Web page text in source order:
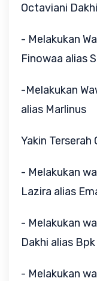
Octaviani
- Melakukan
Finowaa alias
-Melakukan
alias Marlinus
Yakin Terserah
- Melakukan
Lazira alias
- Melakukan
Dakhi alias
- Melakukan